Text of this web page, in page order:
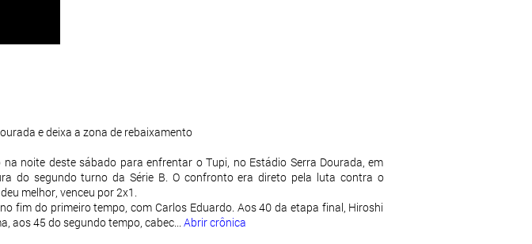
e deixa a zona de rebaixamento
noite deste sábado para enfrentar o Tupi, no Estádio Serra Dourada, em
do segundo turno da Série B. O confronto era direto pela luta contra o
melhor, venceu por 2x1.
fim do primeiro tempo, com Carlos Eduardo. Aos 40 da etapa final, Hiroshi
aos 45 do segundo tempo, cabec... Abrir crônica